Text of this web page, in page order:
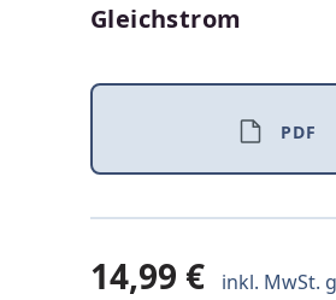
Gleichstrom
PDF
14,99 €
inkl. MwSt.